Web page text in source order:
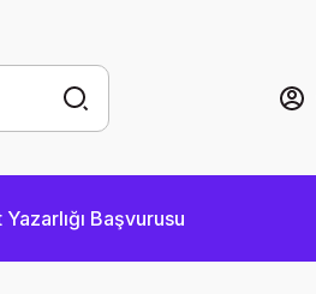
Yazarlığı Başvurusu